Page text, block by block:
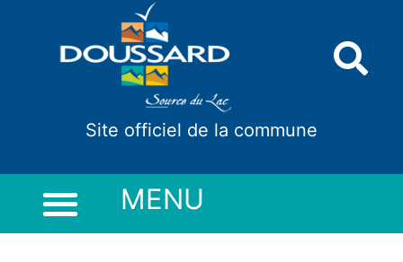
Site officiel de la commune
MENU
Panneau de gestion des cookies